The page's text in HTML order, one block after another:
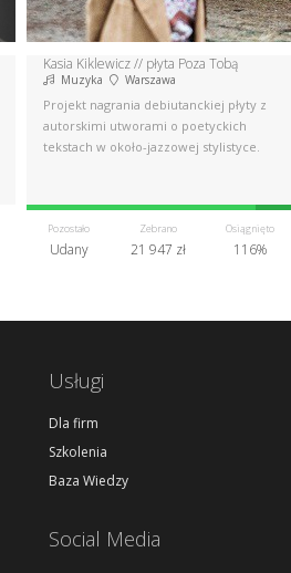
Kasia Kiklewicz // płyta Poza Tobą
Muzyka Warszawa
Projekt nagrania debiutanckiej płyty z
autorskimi utworami o poetyckich
tekstach w około-jazzowej stylistyce.
Pozostało
Udany
Zebrano
21 947 zł
Osiągnięto
116%
Usługi
Dla firm
Szkolenia
Baza Wiedzy
Social Media